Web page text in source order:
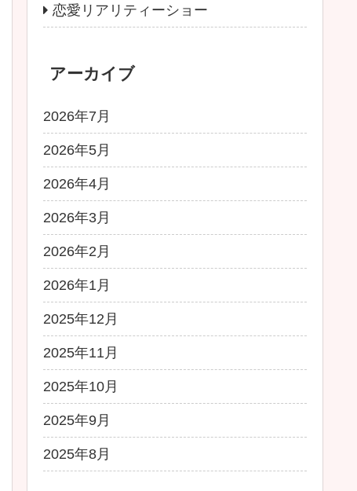
恋愛リアリティーショー
アーカイブ
2026年7月
2026年5月
2026年4月
2026年3月
2026年2月
2026年1月
2025年12月
2025年11月
2025年10月
2025年9月
2025年8月